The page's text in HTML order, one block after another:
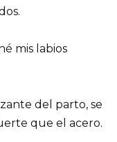
mis labios
del parto, se
que el acero.